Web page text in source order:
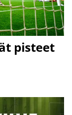
pisteet